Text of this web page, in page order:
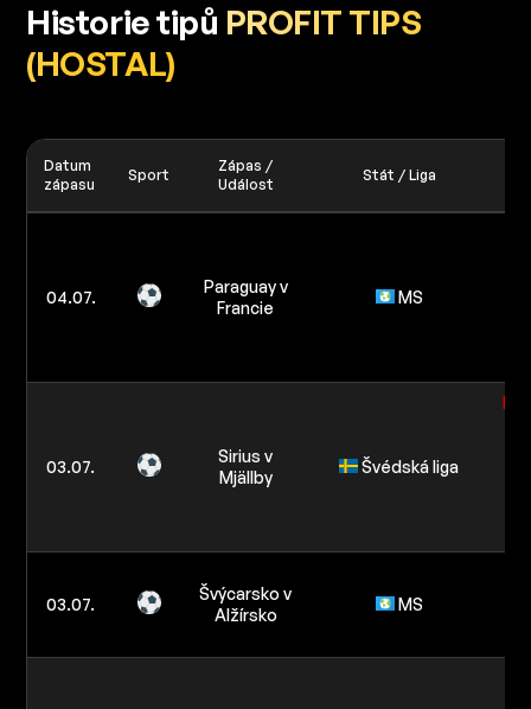
Historie tipů PROFIT TIPS
(HOSTAL)
Datum
zápasu
Sport
Zápas /
Událost
Stát / Liga
04.07.
Paraguay v
Francie
MS
03.07.
Sirius v
Mjällby
Švédská liga
03.07.
Švýcarsko v
Alžírsko
MS